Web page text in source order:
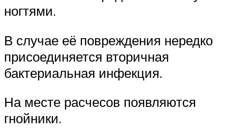
ногтями.
В случае её повреждения нередко
присоединяется вторичная
бактериальная инфекция.
На месте расчесов появляются
гнойники.